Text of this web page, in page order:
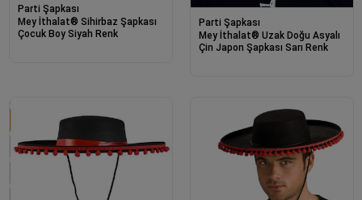
Parti Şapkası
Mey İthalat® Sihirbaz Şapkası
Çocuk Boy Siyah Renk
Parti Şapkası
Mey İthalat® Uzak Doğu Asyalı
Çin Japon Şapkası Sarı Renk